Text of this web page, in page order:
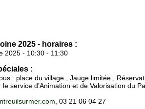
2025 - horaires :
2025 - 10:30 - 11:30
:
: place du village , Jauge limitée ,
service d’Animation et de Valorisation du
, 03 21 06 04 27